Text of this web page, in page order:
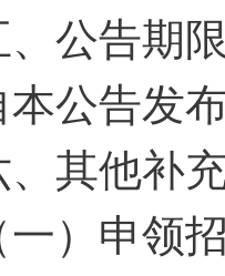
、公告期限
本公告发
、其他补
一）申领